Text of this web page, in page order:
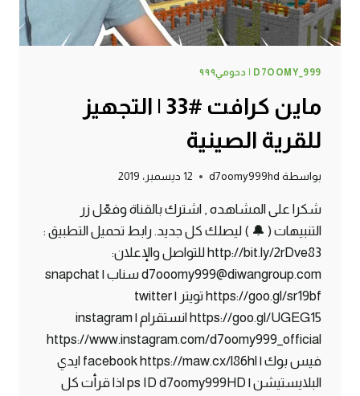
D7OOMY_999 | دحومي٩٩٩
ماين كرافت #33 | التجهيز
للقرية الصينية
بواسطة d7oomy999hd 12 ديسمبر، 2019
شكرا على المشاهده , اشترك بالقناة وفعّل زر
التنبيهات ( 🔔 ) ليصلك كل جديد. رابط تحميل التطبيق :
http://bit.ly/2rDve83 للتواصل والإعلان:
d7ooomy999@diwangroup.com سناب | snapchat
https://goo.gl/sr19bf تويتر | twitter
https://goo.gl/UGEG15 انستقرام | instagram
https://www.instagram.com/d7oomy999_official
فيس بوك | facebook https://maw.cx/l86hl ايدي
البلايستيشن | ps ID d7oomy999HD اذا قرأت كل